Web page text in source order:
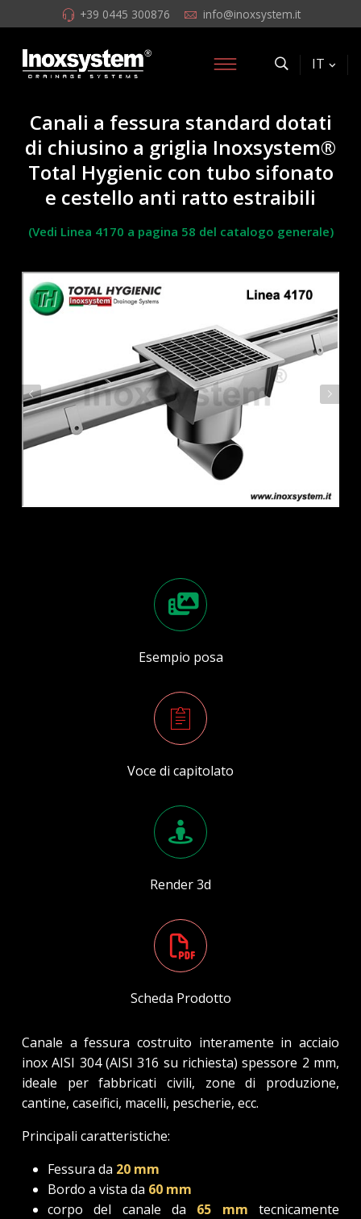
+39 0445 300876 info@inoxsystem.it
IT
Canali a fessura standard dotati
di chiusino a griglia Inoxsystem®
Total Hygienic con tubo sifonato
e cestello anti ratto estraibili
(Vedi Linea 4170 a pagina 58 del catalogo generale)
Esempio posa
Voce di capitolato
Render 3d
Scheda Prodotto
Canale a fessura costruito interamente in acciaio
inox AISI 304 (AISI 316 su richiesta) spessore 2 mm,
ideale per fabbricati civili, zone di produzione,
cantine, caseifici, macelli, pescherie, ecc.
Principali caratteristiche:
Fessura da 20 mm
Bordo a vista da 60 mm
corpo del canale da 65 mm tecnicamente